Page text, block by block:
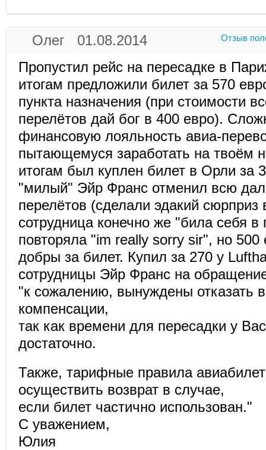
Олег 01.08.2014 Отзыв
Пропустил рейс на пересадке в
итогам предложили билет за 570
пункта назначения (при стоимости
перелётов дай бог в 400 евро).
финансовую лояльность авиа-
пытающемуся заработать на твоём
итогам был куплен билет в Орли за
"милый" Эйр Франс отменил всю
перелётов (сделали эдакий сюрприз
сотрудница конечно же "била себя в
повторяла "im really sorry sir", но 500
добры за билет. Купил за 270 у
сотрудницы Эйр Франс на
"к сожалению, вынуждены отказать
компенсации,
так как времени для пересадки у
достаточно.
Также, тарифные правила
осуществить возврат в случае,
если билет частично использован."
С уважением,
Юлия